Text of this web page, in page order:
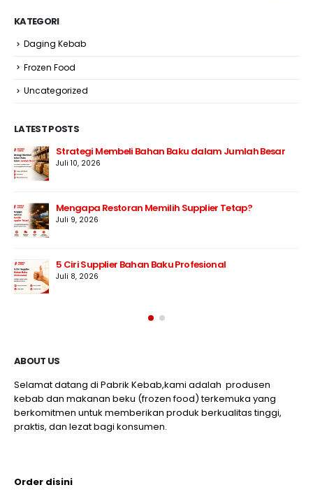
KATEGORI
Daging Kebab
Frozen Food
Uncategorized
LATEST POSTS
Strategi Membeli Bahan Baku dalam Jumlah Besar
Juli 10, 2026
Mengapa Restoran Memilih Supplier Tetap?
Juli 9, 2026
5 Ciri Supplier Bahan Baku Profesional
Juli 8, 2026
ABOUT US
Selamat datang di Pabrik Kebab,kami adalah produsen
kebab dan makanan beku (frozen food) terkemuka yang
berkomitmen untuk memberikan produk berkualitas tinggi,
praktis, dan lezat bagi konsumen.
Order disini